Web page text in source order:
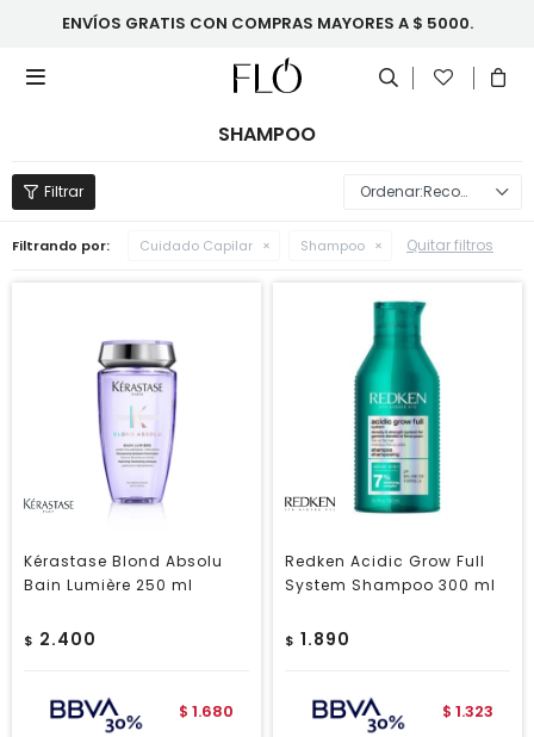
ENVÍOS GRATIS CON COMPRAS MAYORES A $ 5000.

SHAMPOO
Recomendados
Filtrando por: Cuidado Capilar Shampoo Quitar filtros
Kérastase Blond Absolu
Bain Lumière 250 ml
$ 2.400
$ 1.680
Redken Acidic Grow Full
System Shampoo 300 ml
$ 1.890
$ 1.323